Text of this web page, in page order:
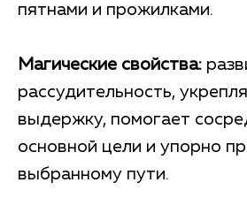
пятнами и прожилками.
Магические свойства:
рассудительность,
выдержку, помогает
основной цели и упорно
выбранному пути.